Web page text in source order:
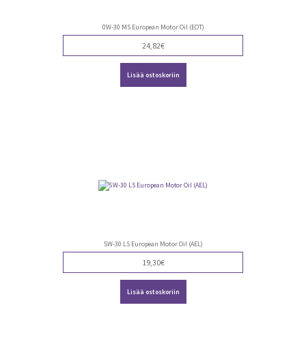
0W-30 MS European Motor Oil (EOT)
24,82€
Lisää ostoskoriin
5W-30 LS European Motor Oil (AEL)
19,30€
Lisää ostoskoriin